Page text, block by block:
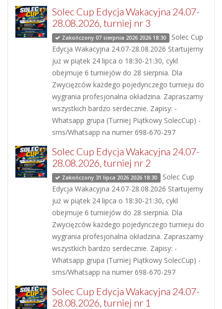
Solec Cup Edycja Wakacyjna 24.07-
28.08.2026, turniej nr 3
Zakończony 07 sierpnia 2026 2026 18:30 Solec Cup
Edycja Wakacyjna 24.07-28.08.2026 Startujemy
już w piątek 24 lipca o 18:30-21:30, cykl
obejmuje 6 turniejów do 28 sierpnia. Dla
Zwycięzców każdego pojedynczego turnieju do
wygrania profesjonalna okładzina. Zapraszamy
wszystkich bardzo serdecznie. Zapisy: -
Whatsapp grupa (Turniej Piątkowy SolecCup) -
sms/Whatsapp na numer 698-670-297
Solec Cup Edycja Wakacyjna 24.07-
28.08.2026, turniej nr 2
Zakończony 31 lipca 2026 2026 18:30 Solec Cup
Edycja Wakacyjna 24.07-28.08.2026 Startujemy
już w piątek 24 lipca o 18:30-21:30, cykl
obejmuje 6 turniejów do 28 sierpnia. Dla
Zwycięzców każdego pojedynczego turnieju do
wygrania profesjonalna okładzina. Zapraszamy
wszystkich bardzo serdecznie. Zapisy: -
Whatsapp grupa (Turniej Piątkowy SolecCup) -
sms/Whatsapp na numer 698-670-297
Solec Cup Edycja Wakacyjna 24.07-
28.08.2026, turniej nr 1